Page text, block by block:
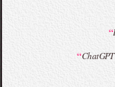
MBFWI - Giray Sepin 2015 Yaz“
“